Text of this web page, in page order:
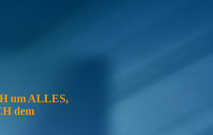
um ALLES,
dem